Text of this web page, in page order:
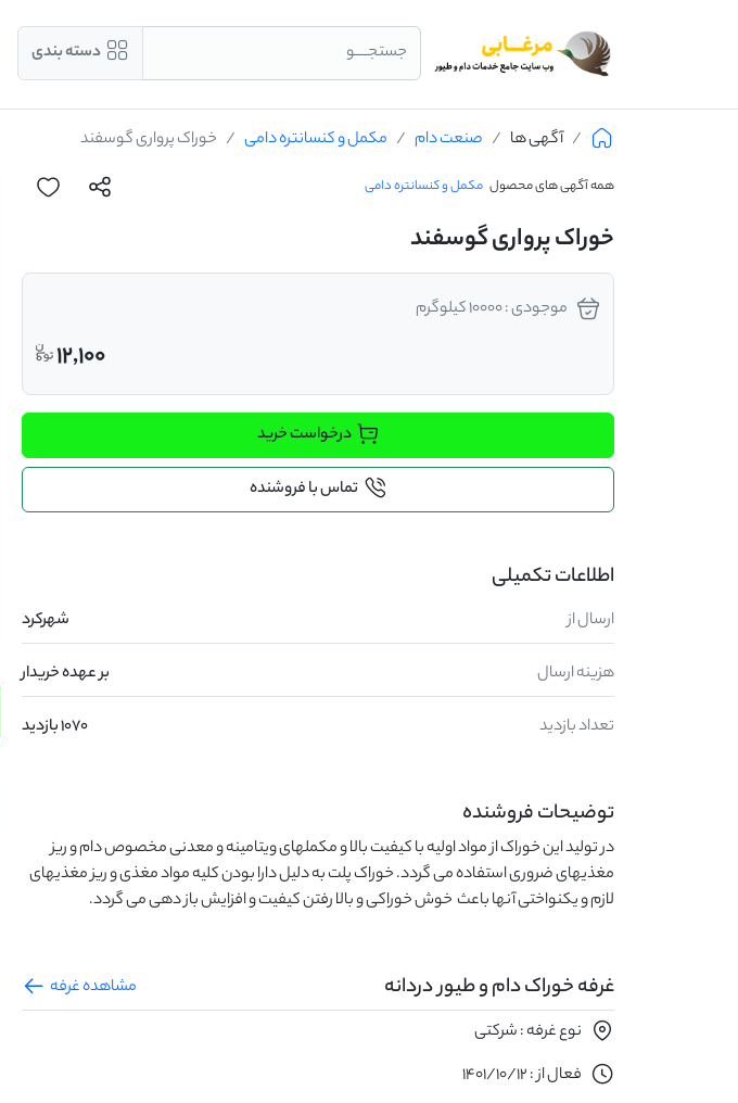
جستجــــو دسته بندی
آگهی ها صنعت دام مکمل و کنسانتره دامی خوراک پرواری گوسفند
همه آگهی های محصول مکمل و کنسانتره دامی
خوراک پرواری گوسفند
موجودی : 10000 کیلوگرم
12,100
درخواست خرید
تماس با فروشنده
اطلاعات تکمیلی
ارسال از شهرکرد
هزینه ارسال بر عهده خریدار
تعداد بازدید 1070 بازدید
توضیحات فروشنده
در تولید این خوراک از مواد اولیه با کیفیت بالا و مکملهای ویتامینه و معدنی مخصوص دام و ریز
لازم و یکنواختی آنها باعث  خوش خوراکی و بالا رفتن کیفیت و افزایش باز دهی می گردد.
غرفه خوراک دام و طیور دردانه
مشاهده غرفه
نوع غرفه : شرکتی
فعال از : 1401/10/12